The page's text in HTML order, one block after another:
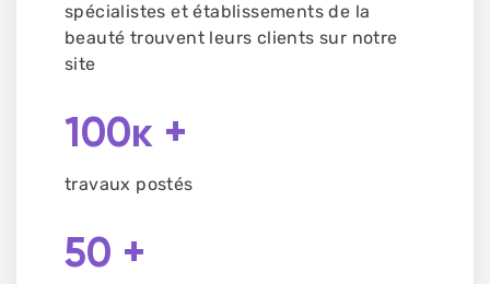
spécialistes et établissements de la
beauté trouvent leurs clients sur notre
site
100к +
travaux postés
50 +